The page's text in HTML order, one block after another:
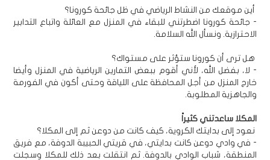
أين موقعك من النشاط الرياضي في ظل جائحة كورونا؟
- جائحة كورونا اضطرتني للبقاء في المنزل مع العائلة واتباع التدابير
الاحترازية. ونسأل الله السلامة.
هل ترى أن كورونا ستؤثر على مستواك؟
- لا، بفضل الله، لأني أقوم ببعض التمارين الرياضية في المنزل وأيضا
خارج المنزل من أجل المحافظة على اللياقة وحتى أكون في الفورمة
والجاهزية المطلوبة.
المكلا ساعدتني كثيراً
نعود إلى بدايتك الكروية، كيف كانت من دوعن ثم إلى المكلا؟
- في وادي دوعن كانت بدايتي، في قريتي الحبيبة الدوفة، مع فريق
المنطقة، شباب الوادي بالدوفة. ثم انتقلت بعد ذلك للمكلا وسجلت